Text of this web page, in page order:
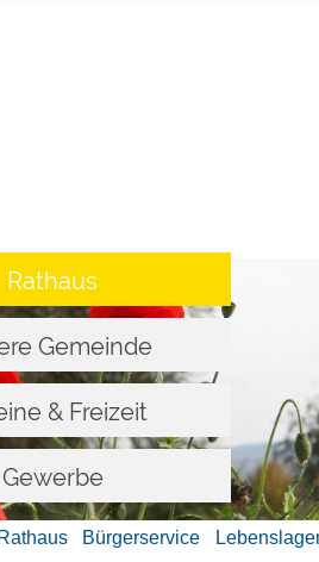
Rathaus
Gemeinde
& Freizeit
Gewerbe
Rathaus Bürgerservice